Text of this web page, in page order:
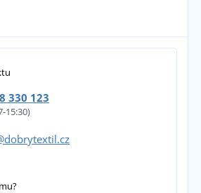
330 123
15:30)